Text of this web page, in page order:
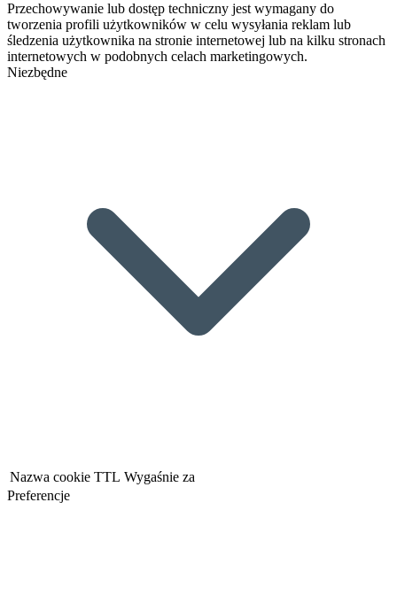
Przechowywanie lub dostęp techniczny jest wymagany do
tworzenia profili użytkowników w celu wysyłania reklam lub
śledzenia użytkownika na stronie internetowej lub na kilku stronach
internetowych w podobnych celach marketingowych.
Niezbędne
Nazwa cookie TTL Wygaśnie za
Preferencje